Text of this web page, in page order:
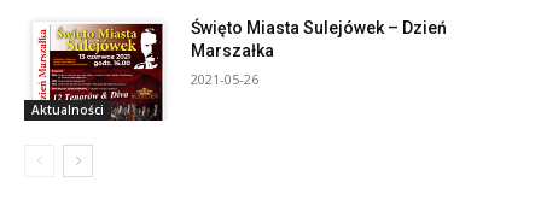
Aktualności
Święto Miasta Sulejówek – Dzień
Marszałka
2021-05-26